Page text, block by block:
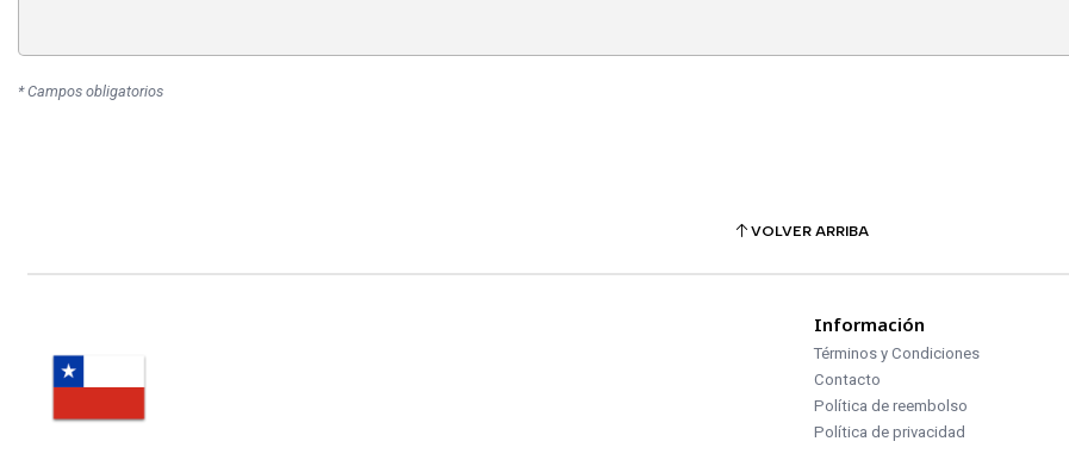
* Campos obligatorios
VOLVER ARRIBA
Información
Términos y Condiciones
Contacto
Política de reembolso
Política de privacidad